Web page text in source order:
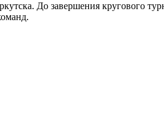
До завершения кругового